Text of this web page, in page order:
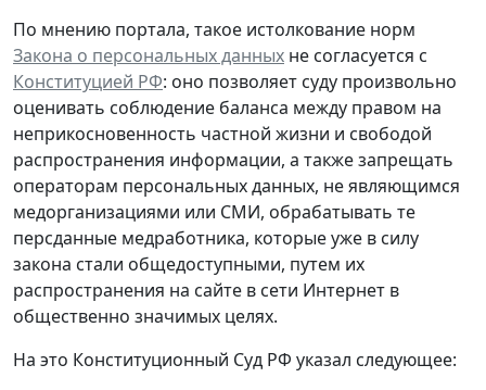
По мнению портала, такое истолкование норм
Закона о персональных данных не согласуется с
Конституцией РФ: оно позволяет суду произвольно
оценивать соблюдение баланса между правом на
неприкосновенность частной жизни и свободой
распространения информации, а также запрещать
операторам персональных данных, не являющимся
медорганизациями или СМИ, обрабатывать те
персданные медработника, которыеуже в силу
закона стали общедоступными, путем их
распространения на сайте в сети Интернет в
общественно значимых целях.
На это Конституционный Суд РФ указал следующее: